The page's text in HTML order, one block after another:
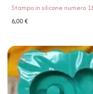
Stampo in silicone numero
6,00€